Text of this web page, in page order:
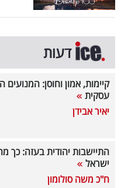
דעות
רכילות
עסקית
קריפטו
ויראלי
עסקי
דעות
קיימות, אמון וחוסן:
עסקית
יאיר אבידן
התיישבות יהודית בעזה: כך
ישראל
ח"כ משה סולומון